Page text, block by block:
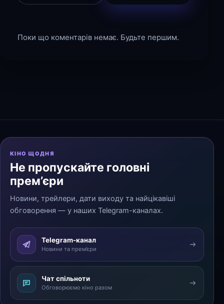
Поки що коментарів немає. Будьте першим.
КІНО ЩОДНЯ
Не пропускайте головні
прем’єри
Новини, трейлери, дати виходу та найцікавіші
обговорення — у наших Telegram-каналах.
Telegram-канал
Новини та прем’єри
Чат спільноти
Обговорюємо кіно разом